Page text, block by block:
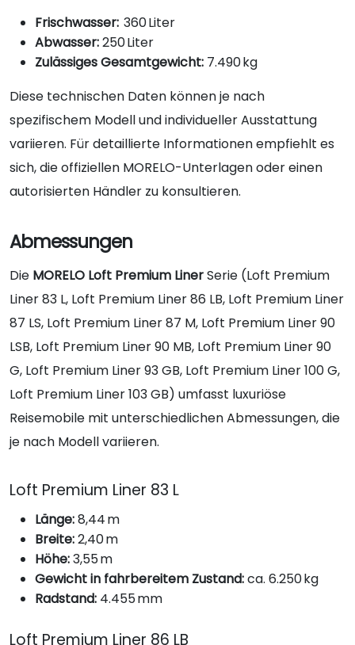
Frischwasser: 360 Liter
Abwasser:250 Liter
Zulässiges Gesamtgewicht: 7.490 kg
Diese technischen Daten können je nach
spezifischem Modell und individueller Ausstattung
variieren. Für detaillierte Informationen empfiehlt es
sich, die offiziellen MORELO-Unterlagen oder einen
autorisierten Händler zu konsultieren.
Abmessungen
Die MORELO Loft Premium LinerSerie (Loft Premium
Liner 83 L, Loft Premium Liner 86 LB, Loft Premium Liner
87 LS, Loft Premium Liner 87 M, Loft Premium Liner 90
LSB, Loft Premium Liner 90 MB, Loft Premium Liner 90
G, Loft Premium Liner 93 GB, Loft Premium Liner 100 G,
Loft Premium Liner 103 GB) umfasst luxuriöse
Reisemobile mit unterschiedlichen Abmessungen, die
je nach Modell variieren.
Loft Premium Liner 83 L
Länge:8,44 m
Breite:2,40 m
Höhe:3,55 m
Gewicht in fahrbereitem Zustand:ca. 6.250 kg
Radstand: 4.455 mm
Loft Premium Liner 86 LB